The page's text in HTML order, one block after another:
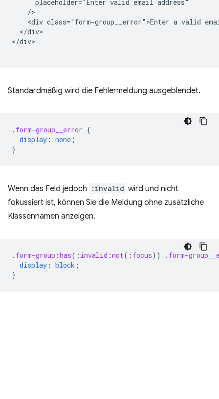
      placeholder="Enter valid email address"
    />
<div class="form-group__error">Enter a valid
  </div>
</div>
Standardmäßig wird die Fehlermeldung ausgeblendet.
. form-group__error {
display : none ;
}
Wenn das Feld jedoch :invalid wird und nicht
fokussiert ist, können Sie die Meldung ohne zusätzliche
Klassennamen anzeigen.
. form-group :has( : invalid :not( : focus)) . form-
display : block ;
}